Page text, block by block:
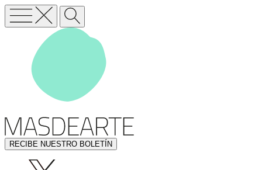
RECIBE NUESTRO BOLETÍN